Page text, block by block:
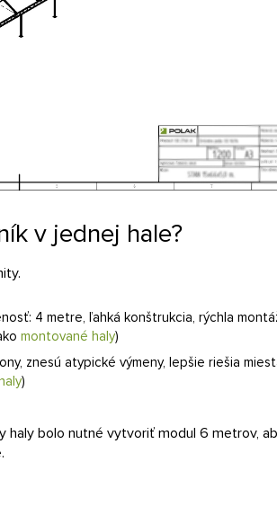
v jednej hale?
4 metre, ľahká konštrukcia, rýchla
montované haly)
znesú atypické výmeny, lepšie riešia
)
haly bolo nutné vytvoriť modul 6 metrov,